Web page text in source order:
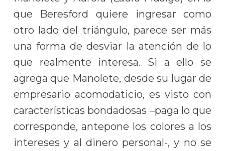
que Beresford quiere ingresar como
otro lado del triángulo, parece ser más
una forma de desviar la atención de lo
que realmente interesa. Si a ello se
agrega que Manolete, desde su lugar de
empresario acomodaticio, es visto con
características bondadosas –paga lo que
corresponde, antepone los colores a los
intereses y al dinero personal-, y no se